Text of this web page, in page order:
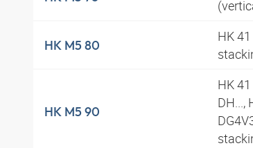
HK M5 80
HK
HK M5 90
HK
DH...,